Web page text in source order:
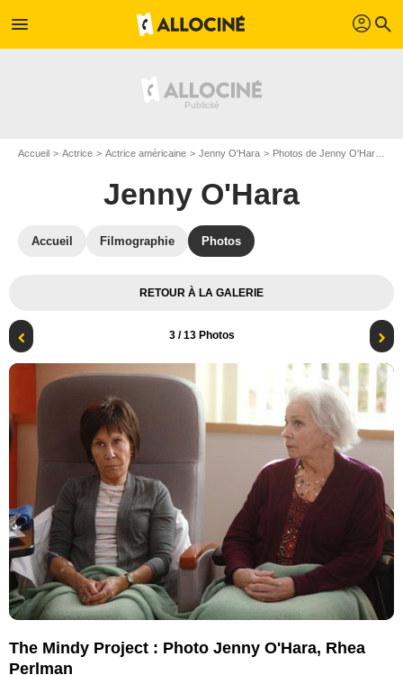
menu profil search
Accueil Actrice Actrice américaine Jenny O'Hara Photos de Jenny O'Hara
Jenny O'Hara
Accueil Filmographie Photos
RETOUR À LA GALERIE
3/ 13 Photos
The Mindy Project : Photo Jenny O'Hara, Rhea
Perlman